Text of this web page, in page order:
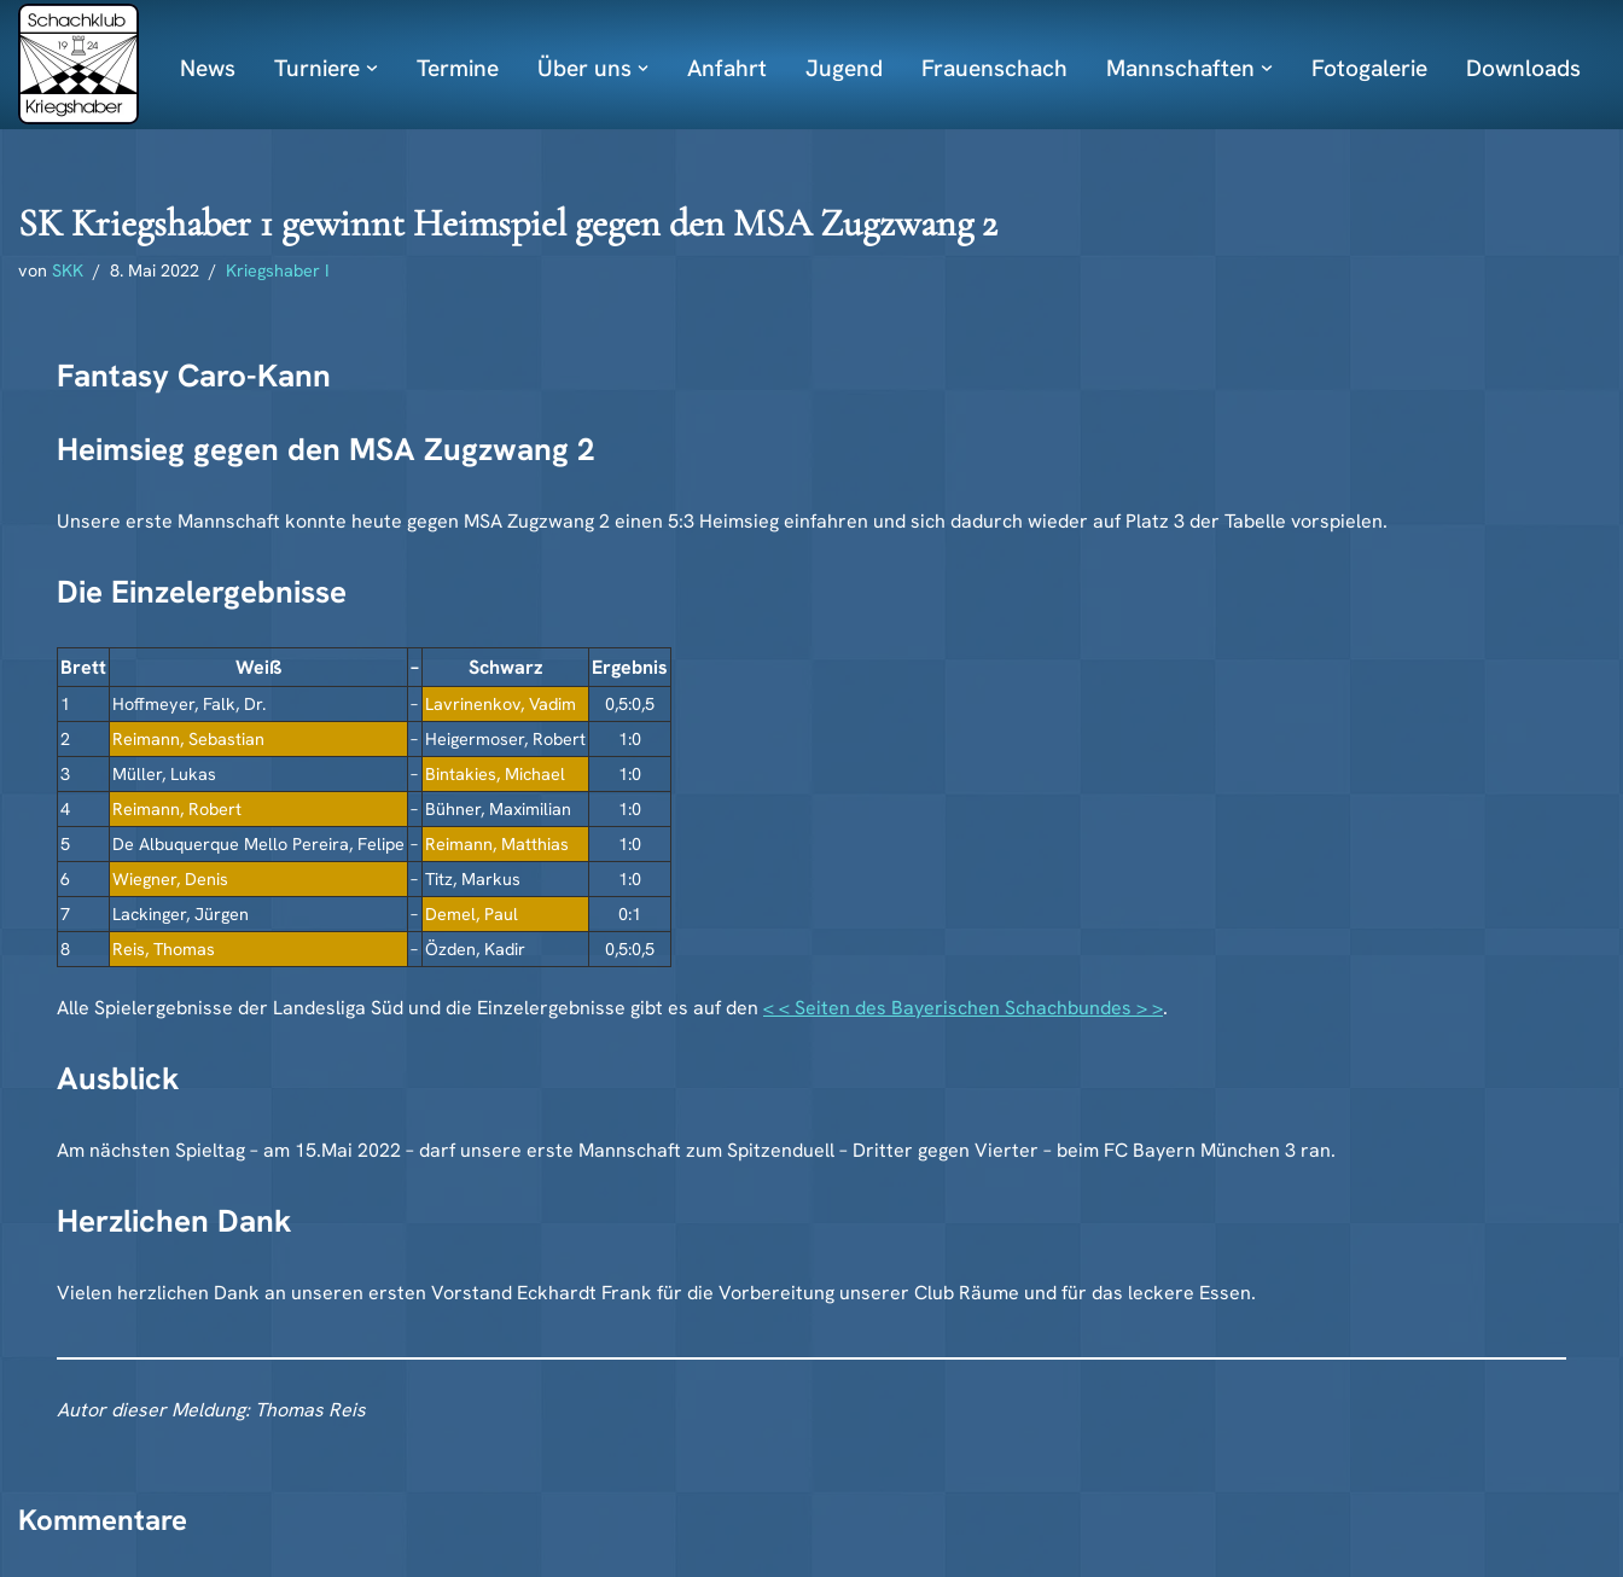
Zum
Inhalt
springen
News Turniere Termine Über uns Anfahrt Jugend Frauenschach Mannschaften Fotogalerie Downloads
SK Kriegshaber 1 gewinnt Heimspiel gegen den MSA Zugzwang 2
von SKK 8. Mai 2022 Kriegshaber I
Fantasy Caro-Kann
Heimsieg gegen den MSA Zugzwang 2
Unsere erste Mannschaft konnte heute gegen MSA Zugzwang 2 einen 5:3 Heimsieg einfahren und sich dadurch wieder auf Platz 3 der Tabelle vorspielen.
Die Einzelergebnisse
Brett Weiß – Schwarz Ergebnis
1 Hoffmeyer, Falk, Dr. – Lavrinenkov, Vadim
0,5:0,5
2
Reimann, Sebastian – Heigermoser, Robert
1:0
3
Müller, Lukas – Bintakies, Michael
1:0
4
Reimann, Robert – Bühner, Maximilian
1:0
5
De Albuquerque Mello Pereira, Felipe – Reimann, Matthias
1:0
6
Wiegner, Denis – Titz, Markus
1:0
7
Lackinger, Jürgen – Demel, Paul
0:1
8
Reis, Thomas – Özden, Kadir 0,5:0,5
Alle Spielergebnisse der Landesliga Süd und die Einzelergebnisse gibt es auf den < < Seiten des Bayerischen Schachbundes > >.
Ausblick
Am nächsten Spieltag – am 15.Mai 2022 – darf unsere erste Mannschaft zum Spitzenduell – Dritter gegen Vierter – beim FC Bayern München 3 ran.
Herzlichen Dank
Vielen herzlichen Dank an unseren ersten Vorstand Eckhardt Frank für die Vorbereitung unserer Club Räume und für das leckere Essen.
Autor dieser Meldung: Thomas Reis
Kommentare